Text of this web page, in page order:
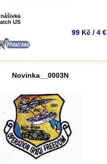
US
99 Kč / 4 €
Novinka__0003N